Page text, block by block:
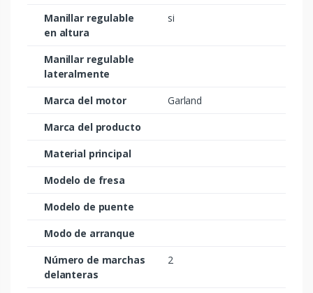
Manillar regulable
en altura
si
Manillar regulable
lateralmente
Marca del motor
Garland
Marca del producto
Material principal
Modelo de fresa
Modelo de puente
Modo de arranque
Número de marchas
delanteras
2